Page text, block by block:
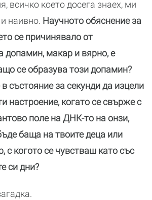
всичко което досега знаех, ми
наивно. Научното обяснение за
се причинявало от
допамин, макар и вярно, е
се образува този допамин?
състояние за секунди да изцели
настроение, когато се свърже с
поле на ДНК-то на онзи,
баща на твоите деца или
с когото се чувстваш като със
си дни?